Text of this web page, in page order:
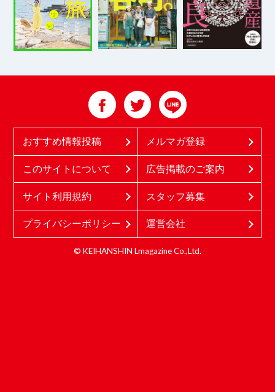
おすすめ情報投稿 メルマガ登録
このサイトについて 広告掲載のご案内
サイト利用規約 スタッフ募集
プライバシーポリシー 運営会社
© KEIHANSHIN Lmagazine Co.,Ltd.